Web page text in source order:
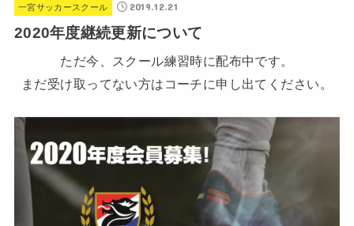
一宮サッカースクール 2019.12.21
2020年度継続更新について
ただ今、スクール練習時に配布中です。
まだ受け取ってない方はコーチに申し出てください。